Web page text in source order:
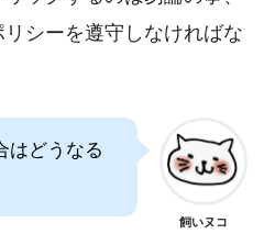
シーを遵守しなければな
はどうなる
飼いヌコ